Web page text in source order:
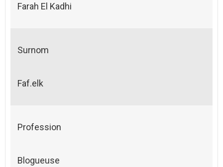
Farah El Kadhi
Surnom
Faf.elk
Profession
Blogueuse